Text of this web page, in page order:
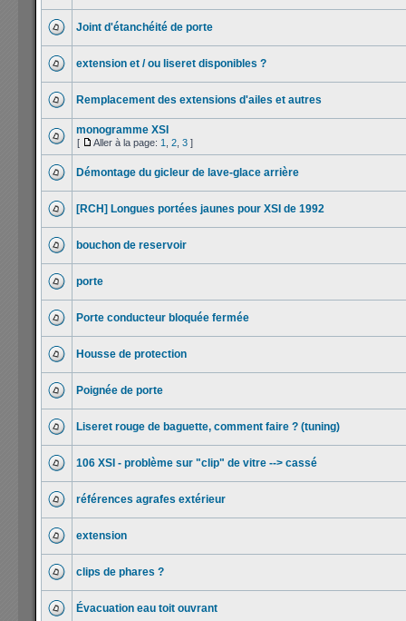
Joint d'étanchéité de porte
extension et / ou liseret disponibles ?
Remplacement des extensions d'ailes et autres
monogramme XSI
[ Aller à la page: 1 2 3 ]
Démontage du gicleur de lave-glace arrière
[RCH] Longues portées jaunes pour XSI de 1992
bouchon de reservoir
porte
Porte conducteur bloquée fermée
Housse de protection
Poignée de porte
Liseret rouge de baguette, comment faire ? (tuning)
106 XSI - problème sur "clip" de vitre --> cassé
références agrafes extérieur
extension
clips de phares ?
Évacuation eau toit ouvrant